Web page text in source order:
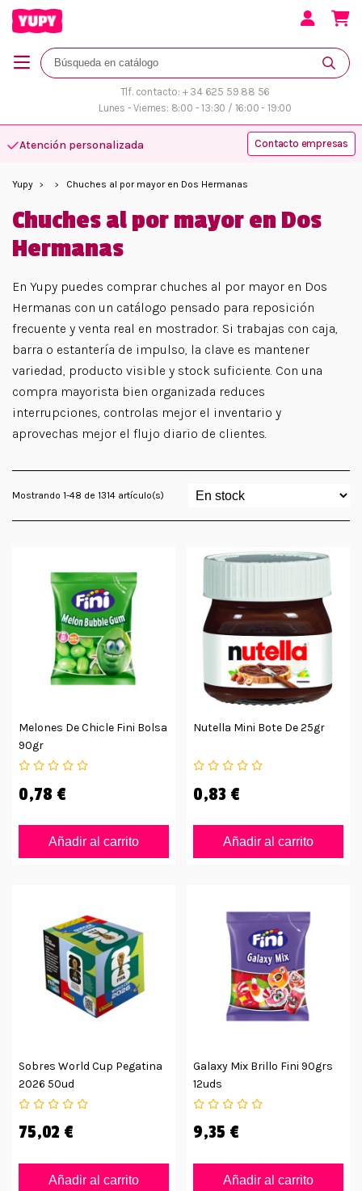
Tlf. contacto: + 34 625 59 88 56
Lunes - Viernes: 8:00 - 13:30 / 16:00 - 19:00
Atención personalizada Contacto empresas
Yupy Chuches al por mayor en Dos Hermanas
Chuches al por mayor en Dos
Hermanas
En Yupy puedes comprar chuches al por mayor en Dos
Hermanas con un catálogo pensado para reposición
frecuente y venta real en mostrador. Si trabajas con caja,
barra o estantería de impulso, la clave es mantener
variedad, producto visible y stock suficiente. Con una
compra mayorista bien organizada reduces
interrupciones, controlas mejor el inventario y
aprovechas mejor el flujo diario de clientes.
Mostrando 1-48 de 1314 artículo(s)
Melones De Chicle Fini Bolsa
90gr
0,78 €
Añadir al carrito
Nutella Mini Bote De 25gr
0,83 €
Añadir al carrito
Sobres World Cup Pegatina
2026 50ud
75,02 €
Añadir al carrito
Galaxy Mix Brillo Fini 90grs
12uds
9,35 €
Añadir al carrito